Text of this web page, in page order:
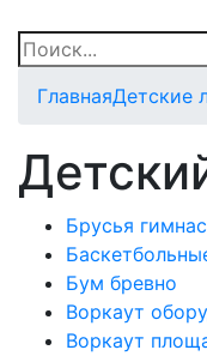
ГлавнаяДетские
Брусья
Бум бревно
Воркаут
Воркаут